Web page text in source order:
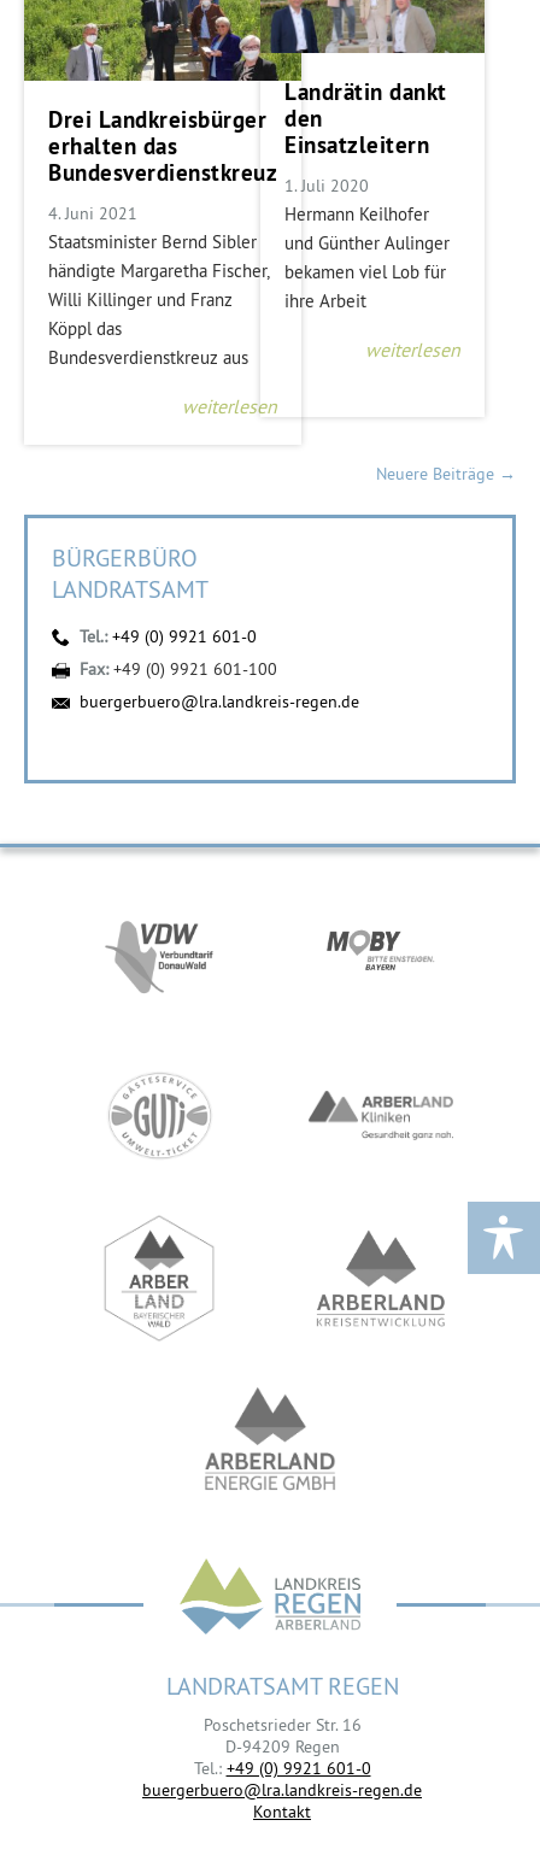
Drei Landkreisbürger
erhalten das
Bundesverdienstkreuz
4. Juni 2021
Staatsminister Bernd Sibler
händigte Margaretha Fischer,
Willi Killinger und Franz
Köppl das
Bundesverdienstkreuz aus
weiterlesen
Landrätin dankt
den
Einsatzleitern
1. Juli 2020
Hermann Keilhofer
und Günther Aulinger
bekamen viel Lob für
ihre Arbeit
weiterlesen
Neuere Beiträge →
BÜRGERBÜRO
LANDRATSAMT
Tel.:+49 (0) 9921 601-0
Fax:+49 (0) 9921 601-100
buergerbuero@lra.landkreis-regen.de
LANDRATSAMT REGEN
Poschetsrieder Str. 16
D-94209 Regen
Tel.: +49 (0) 9921 601-0
buergerbuero@lra.landkreis-regen.de
Kontakt